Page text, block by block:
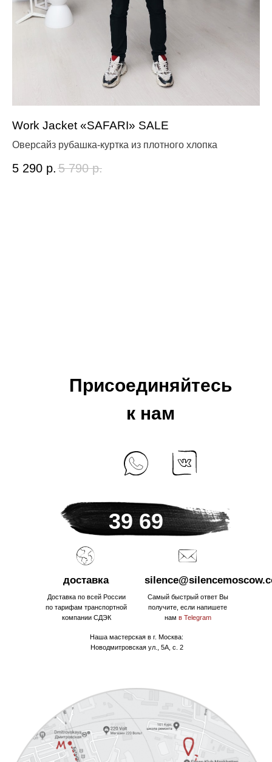
Work Jacket «SAFARI» SALE
Оверсайз рубашка-куртка из плотного хлопка
5 290 р. 5 790 р.
Присоединяйтесь
к нам
Самый быстрый ответ Вы
получите, если напишете
нам в Telegram
Доставка по всей России
по тарифам транспортной
компании СДЭК
39 69
доставка
Наша мастерская в г. Москва:
Новодмитровская ул., 5А, с. 2